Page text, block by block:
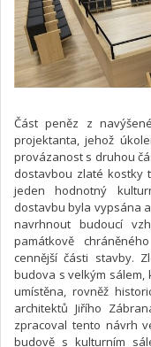
Část peněz z
projektanta, jehož
provázanost s druhou
dostavbou zlaté kostky
jeden hodnotný
dostavbu byla vypsána
navrhnout budoucí
památkově
cennější části stavby.
budova s velkým
umístěna, rovněž
architektů Jiřího
zpracoval tento návrh
budově s kulturním